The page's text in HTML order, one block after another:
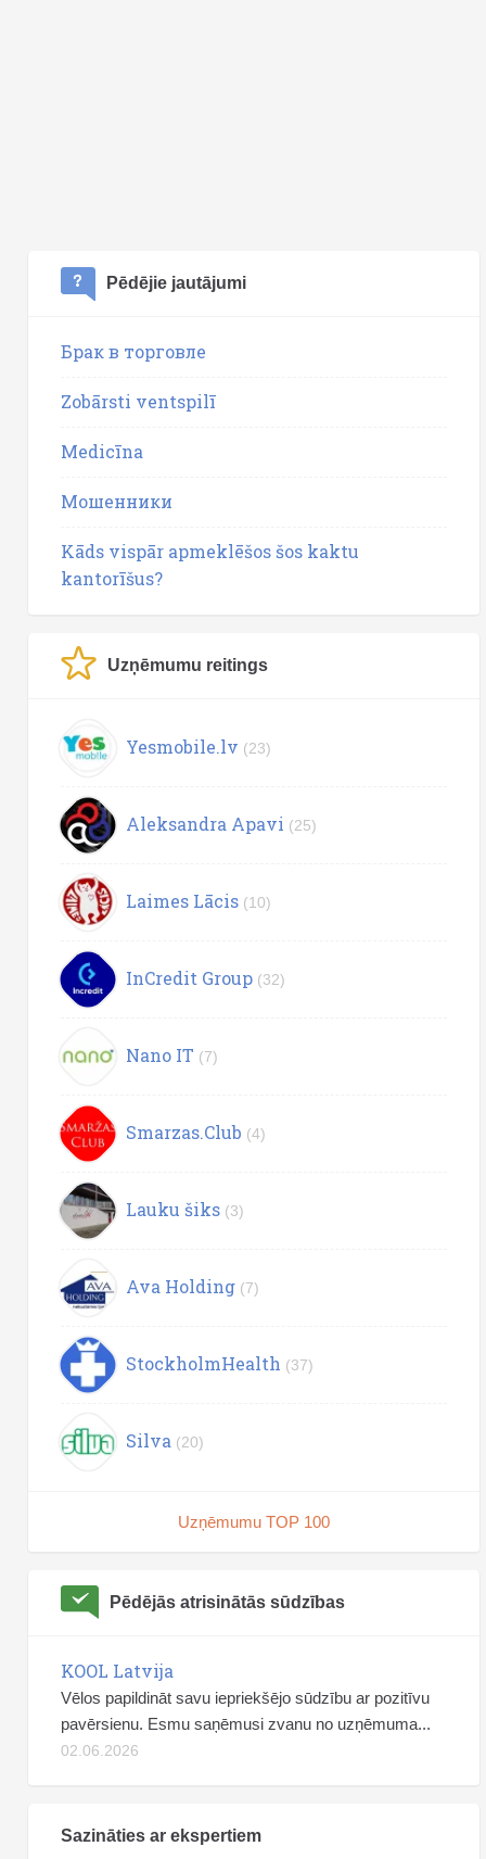
Pēdējie jautājumi
Брак в торговле
Zobārsti ventspilī
Medicīna
Мошенники
Kāds vispār apmeklēšos šos kaktu
kantorīšus?
Uzņēmumu reitings
Yesmobile.lv (23)
Aleksandra Apavi (25)
Laimes Lācis (10)
InCredit Group (32)
Nano IT (7)
Smarzas.Club (4)
Lauku šiks (3)
Ava Holding (7)
StockholmHealth (37)
Silva (20)
Uzņēmumu TOP 100
Pēdējās atrisinātās sūdzības
KOOL Latvija
Vēlos papildināt savu iepriekšējo sūdzību ar pozitīvu
pavērsienu. Esmu saņēmusi zvanu no uzņēmuma...
02.06.2026
Sazināties ar ekspertiem